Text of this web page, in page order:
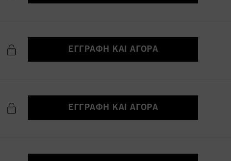
ΕΓΓΡΑΦΉ ΚΑΙ ΑΓΟΡΆ
ΕΓΓΡΑΦΉ ΚΑΙ ΑΓΟΡΆ